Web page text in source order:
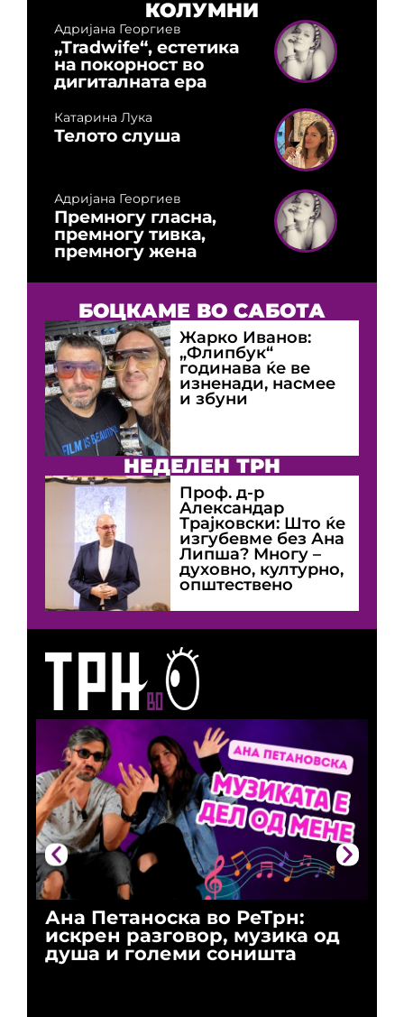
Ана Петаноска во РеТрн:
искрен разговор, музика од
душа и големи соништа
КОЛУМНИ
Адријана Георгиев
„Tradwife“, естетика
на покорност во
дигиталната ера
Катарина Лука
Телото слуша
Адријана Георгиев
Премногу гласна,
премногу тивка,
премногу жена
БОЦКАМЕ ВО САБОТА
Жарко Иванов:
„Флипбук“
годинава ќе ве
изненади, насмее
и збуни
НЕДЕЛЕН ТРН
Проф. д-р
Александар
Трајковски: Што ќе
изгубевме без Ана
Липша? Многу –
духовно, културно,
општествено